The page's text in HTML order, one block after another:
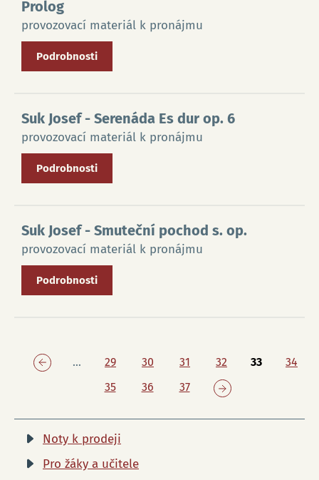
Prolog
provozovací materiál k pronájmu
Podrobnosti
Suk Josef- Serenáda Es dur op. 6
provozovací materiál k pronájmu
Podrobnosti
Suk Josef- Smuteční pochod s. op.
provozovací materiál k pronájmu
Podrobnosti
… 29 30 31 32 33
34
35
36 37
Noty k prodeji
Pro žáky a učitele